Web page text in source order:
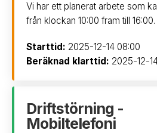
Vi har ett planerat arbete som
från klockan 10:00 fram till 16:00.
Starttid: 2025-12-14 08:00
Beräknad klarttid: 2025-12-
Driftstörning -
Mobiltelefoni